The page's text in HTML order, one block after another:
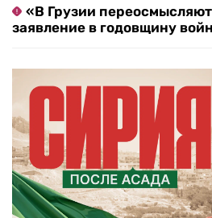
«В Грузии
заявление в годовщину